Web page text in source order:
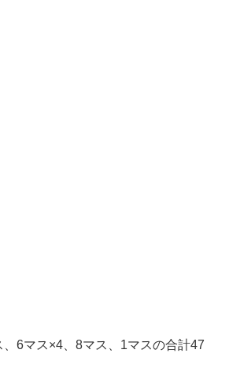
、6マス×4、8マス、1マスの合計47